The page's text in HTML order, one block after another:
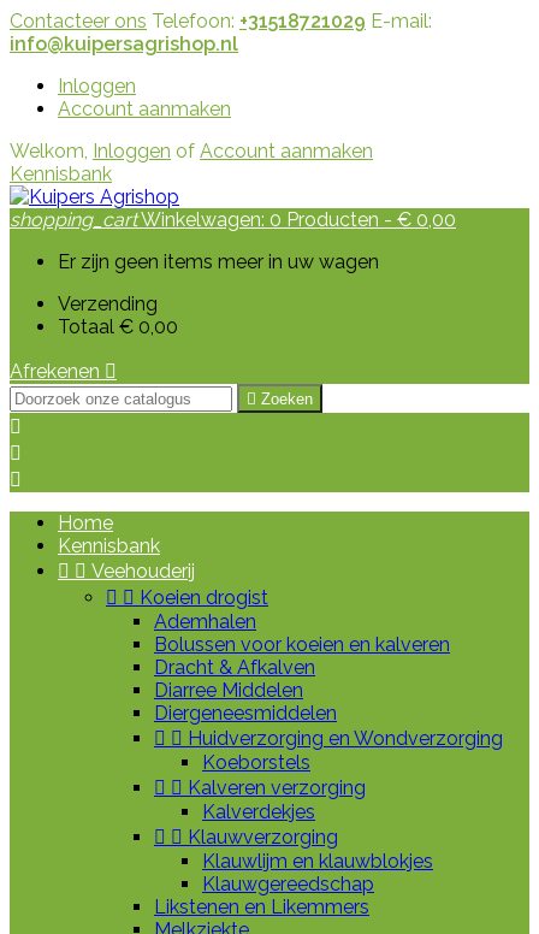
Contacteer ons Telefoon: +31518721029 E-mail:
info@kuipersagrishop.nl
Inloggen
Account aanmaken
Welkom, Inloggen of Account aanmaken
Kennisbank
shopping_cartWinkelwagen: 0 Producten - € 0,00
Er zijn geen items meer in uw wagen
Verzending
Totaal € 0,00
Afrekenen 
 Zoeken



Home
Kennisbank
  Veehouderij
  Koeien drogist
Ademhalen
Bolussen voor koeien en kalveren
Dracht & Afkalven
Diarree Middelen
Diergeneesmiddelen
  Huidverzorging en Wondverzorging
Koeborstels
  Kalveren verzorging
Kalverdekjes
  Klauwverzorging
Klauwlijm en klauwblokjes
Klauwgereedschap
Likstenen en Likemmers